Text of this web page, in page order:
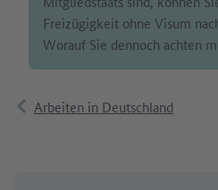
Freizügigkeit ohne Visum
Worauf Sie dennoch achten
Arbeiten in Deutschland